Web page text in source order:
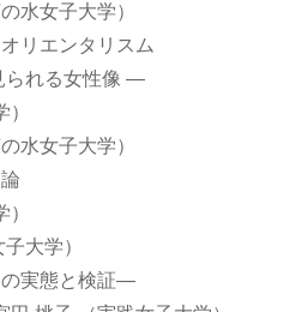
女子大学）
リエンタリスム
られる女性像 ―
女子大学）
大学）
実態と検証―